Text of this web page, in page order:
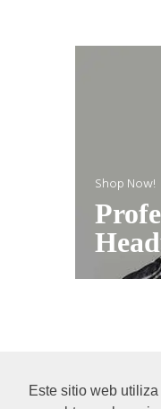
Este sitio web
Shop Now!